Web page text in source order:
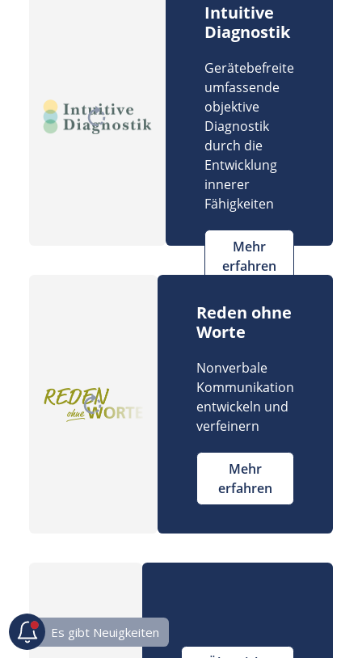
Intuitive
Diagnostik
Gerätebefreite
umfassende
objektive
Diagnostik
durch die
Entwicklung
innerer
Fähigkeiten
Mehr
erfahren
Reden ohne
Worte
Nonverbale
Kommunikation
entwickeln und
verfeinern
Mehr
erfahren